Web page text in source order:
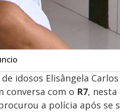
idosos Elisângela
conversa com o R7, nesta
a polícia após se